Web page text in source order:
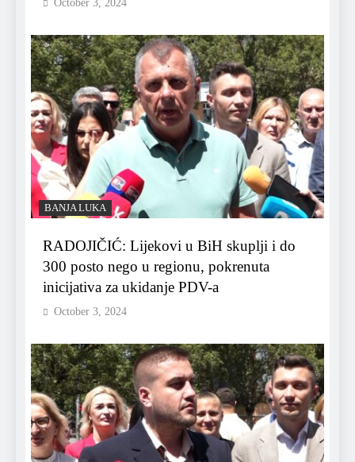
October 3, 2024
BANJA LUKA
RADOJIČIĆ: Lijekovi u BiH skuplji i do
300 posto nego u regionu, pokrenuta
inicijativa za ukidanje PDV-a
October 3, 2024